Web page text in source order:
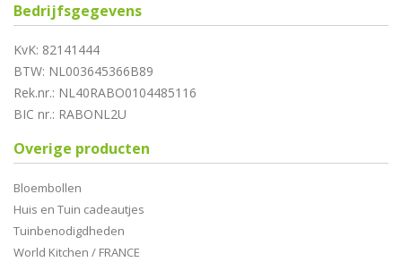
Bedrijfsgegevens
KvK: 82141444
BTW: NL003645366B89
Rek.nr.: NL40RABO0104485116
BIC nr.: RABONL2U
Overige producten
Bloembollen
Huis en Tuin cadeautjes
Tuinbenodigdheden
World Kitchen / FRANCE